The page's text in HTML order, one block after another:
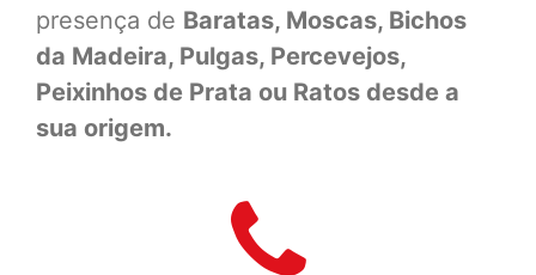
presença de Baratas, Moscas, Bichos
da Madeira, Pulgas, Percevejos,
Peixinhos de Prata ou Ratos desde a
sua origem.